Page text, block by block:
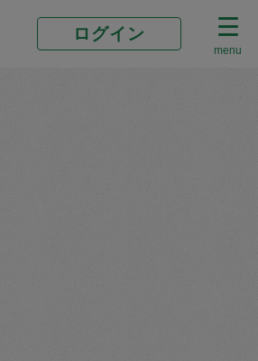
ログイン
menu